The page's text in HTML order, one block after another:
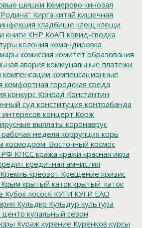
шишки Кемерово кинозал
Кирга китай кишечная
кладбище клещ клещи
книги КНР КоАП ковид-сводка
колония командировка
комиссия комитет образования
авария коммунальные платежи
компенсации компенсационные
комфортная городская среда
конкурс Конрад Константин
суд конституция контрабанда
интересов концерт Корж
выплаты коронаврус
рабочая неделя коррупция корь
космодром_Восточный космос
КПСС кража кражи красная икра
кредитная амнистия
Кремль креозот Крещение кризис
Крым крытый каток крытый_каток
Кубок лосося КУГИ КУГИ ЕАО
Кульдкр Кульдур культура
центр купальный сезон
Кураж курение Куренков курсы